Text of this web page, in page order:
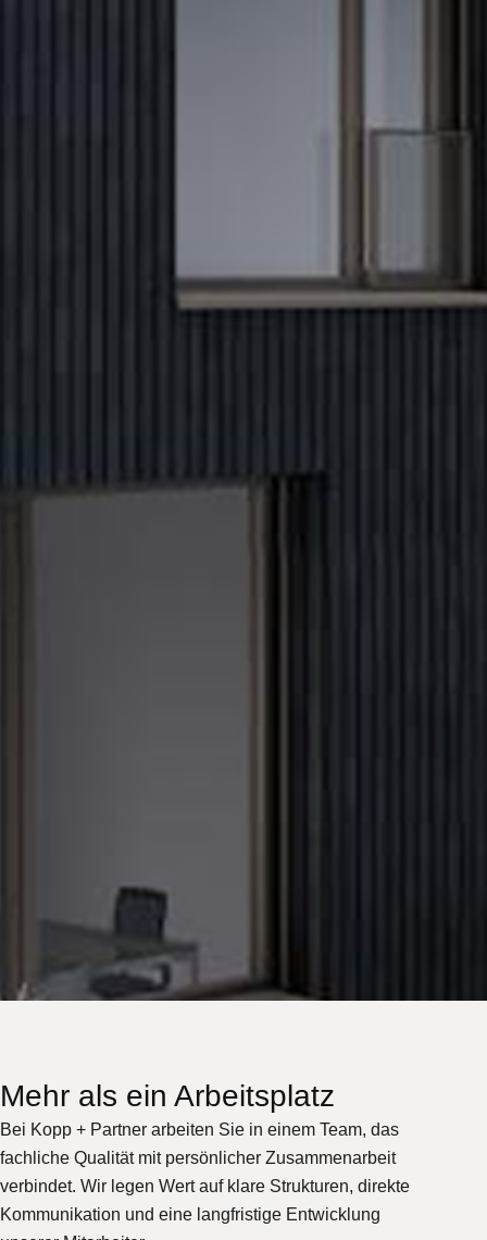
Mehr als ein Arbeitsplatz
Bei Kopp + Partner arbeiten Sie in einem Team, das
fachliche Qualität mit persönlicher Zusammenarbeit
verbindet. Wir legen Wert auf klare Strukturen, direkte
Kommunikation und eine langfristige Entwicklung